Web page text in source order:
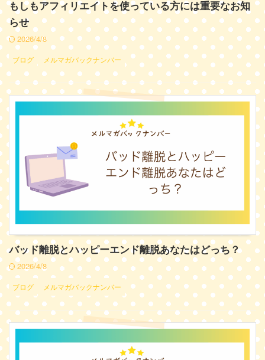
もしもアフィリエイトを使っている方には重要なお知
らせ
2026/4/8
ブログ メルマガバックナンバー
バッド離脱とハッピーエンド離脱あなたはどっち？
2026/4/8
ブログ メルマガバックナンバー